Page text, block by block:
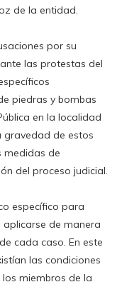
de la entidad.
por su
las protestas del
piedras y bombas
en la localidad
gravedad de estos
medidas de
del proceso judicial.
específico para
aplicarse de manera
cada caso. En este
las condiciones
miembros de la